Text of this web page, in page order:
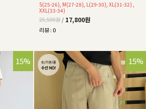
S(25-26), M(27-28), L(29-30), XL(31-32) ,
XXL(33-34)
25,500원 / 17,800원
리뷰 : 0
15% 32%
15%